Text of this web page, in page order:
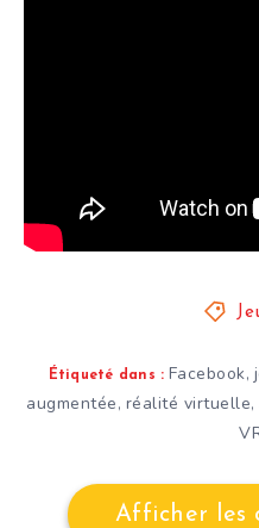
Étiqueté dans : Facebook,
augmentée, réalité virtuelle,
Afficher les